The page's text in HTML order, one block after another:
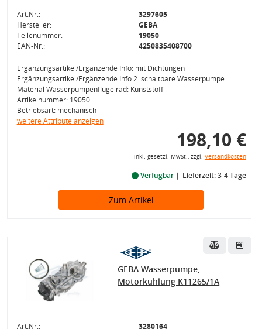
Art.Nr.:
3297605
Hersteller:
GEBA
Teilenummer:
19050
EAN-Nr.:
4250835408700
Ergänzungsartikel/Ergänzende Info: mit Dichtungen
Ergänzungsartikel/Ergänzende Info 2: schaltbare Wasserpumpe
Material Wasserpumpenflügelrad: Kunststoff
Artikelnummer: 19050
Betriebsart: mechanisch
weitere Attribute anzeigen
198,10 €
inkl. gesetzl. MwSt., zzgl. Versandkosten
Verfügbar Lieferzeit: 3-4 Tage
Zum Artikel
GEBA Wasserpumpe,
Motorkühlung K11265/1A
Art.Nr.: 3280164